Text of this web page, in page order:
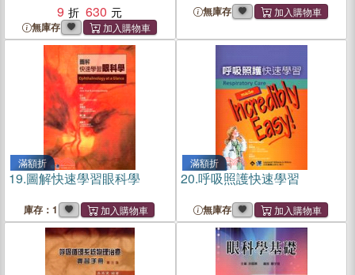
9
630
無庫存
無庫存
滿額折
19.圖解快速學習眼科學
庫存：1
滿額折
20.呼吸照護快速學習
無庫存